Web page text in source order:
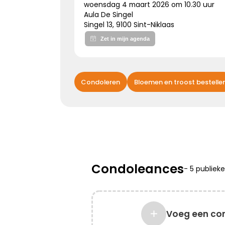
woensdag 4 maart 2026 om 10.30 uur
Aula De Singel
Singel 13, 9100 Sint-Niklaas
Condoleren Bloemen en troost
Condoleances-5
Voeg een
Kies dit gedicht
Bijzonder persoon gemist